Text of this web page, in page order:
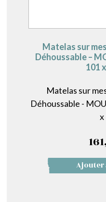
Matelas sur
Déhoussable –
101
Matelas sur
Déhoussable -
x
Ajouter